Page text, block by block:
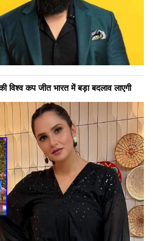
विश्व कप जीत भारत में बड़ा बदलाव लाएगी